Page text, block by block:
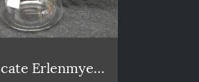
Borosilicate Erlenmyer Conical Flasks 1000ml